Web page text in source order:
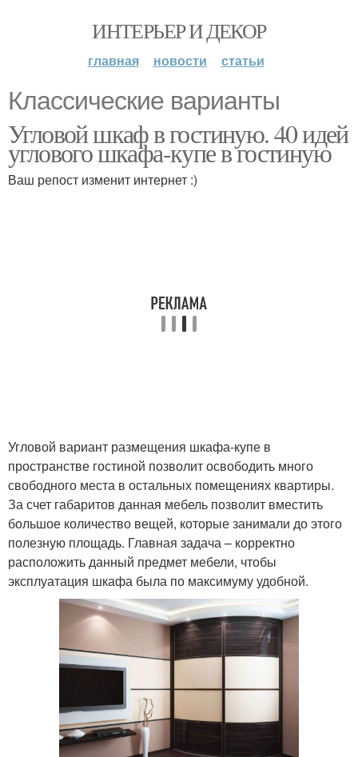
ИНТЕРЬЕР И ДЕКОР
главная новости статьи
Классические варианты
Угловой шкаф в гостиную. 40 идей
углового шкафа-купе в гостиную
Ваш репост изменит интернет :)
Угловой вариант размещения шкафа-купе в
пространстве гостиной позволит освободить много
свободного места в остальных помещениях квартиры.
За счет габаритов данная мебель позволит вместить
большое количество вещей, которые занимали до этого
полезную площадь. Главная задача – корректно
расположить данный предмет мебели, чтобы
эксплуатация шкафа была по максимуму удобной.